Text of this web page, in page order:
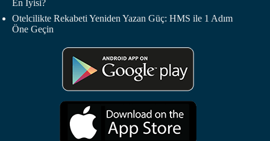
En İyisi?
Otelcilikte Rekabeti Yeniden Yazan Güç: HMS ile 1 Adım
Öne Geçin